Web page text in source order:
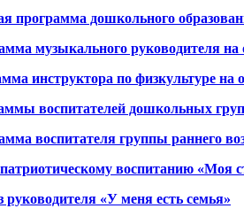
программа дошкольного
музыкального руководителя
инструктора по физкультуре
воспитателей дошкольных
воспитателя группы раннего
воспитанию «Моя
руководителя «У меня есть семья»